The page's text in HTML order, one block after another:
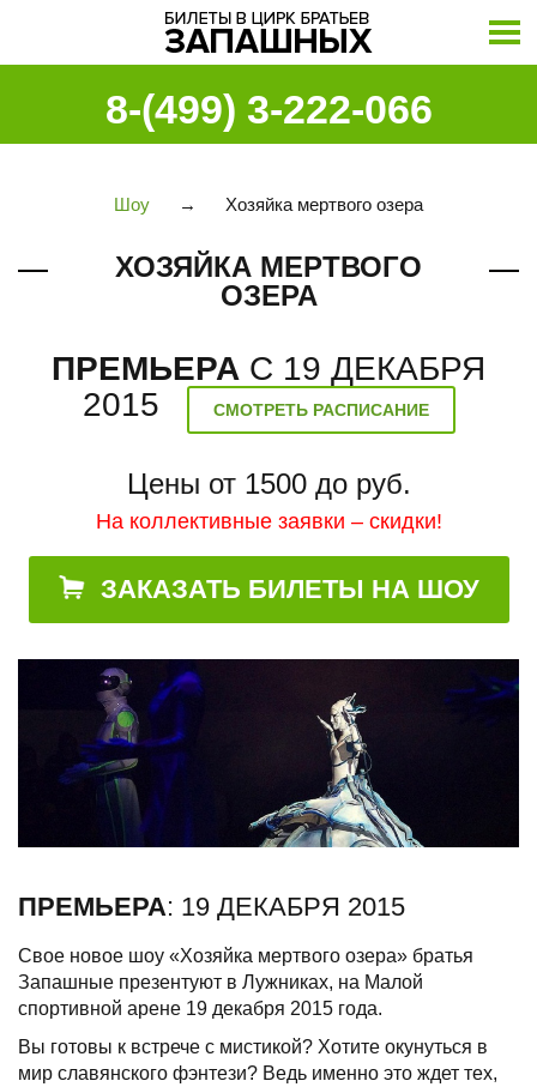
8-(499) 3-222-066
Шоу → Хозяйка мертвого озера
ХОЗЯЙКА МЕРТВОГО
ОЗЕРА
ПРЕМЬЕРА С 19 ДЕКАБРЯ
2015
СМОТРЕТЬ РАСПИСАНИЕ
Цены от 1500 до руб.
На коллективные заявки – скидки!
ЗАКАЗАТЬ БИЛЕТЫ НА ШОУ
ПРЕМЬЕРА: 19 ДЕКАБРЯ 2015
Свое новое шоу «Хозяйка мертвого озера» братья
Запашные презентуют в Лужниках, на Малой
спортивной арене 19 декабря 2015 года.
Вы готовы к встрече с мистикой? Хотите окунуться в
мир славянского фэнтези? Ведь именно это ждет тех,